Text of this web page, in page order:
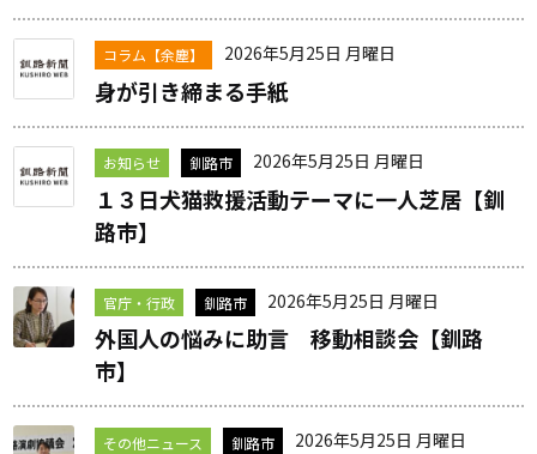
コラム【余塵】 2026年5月25日 月曜日
身が引き締まる手紙
お知らせ 釧路市 2026年5月25日 月曜日
１３日犬猫救援活動テーマに一人芝居【釧
路市】
官庁・行政 釧路市 2026年5月25日 月曜日
外国人の悩みに助言 移動相談会【釧路
市】
その他ニュース 釧路市 2026年5月25日 月曜日